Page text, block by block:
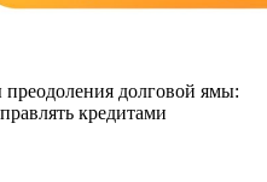
долговой ямы:
кредитами